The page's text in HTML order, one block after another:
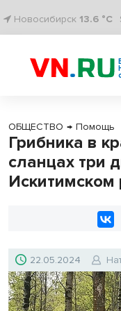
Новосибирск 13.6 °C
ОБЩЕСТВО → Помощь
Грибника в
сланцах три
Искитимском
22.05.2024